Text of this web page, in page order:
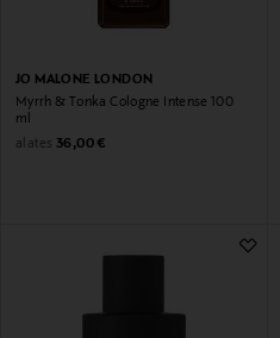
JO MALONE LONDON
Myrrh & Tonka Cologne Intense 100
ml
alates Original Price
36,00 €